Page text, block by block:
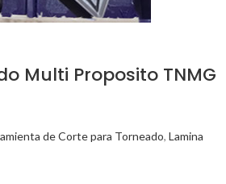
Multi Proposito TNMG
de Corte para Torneado, Lamina